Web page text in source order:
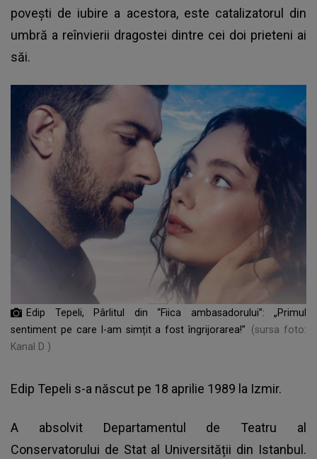
povești de iubire a acestora, este catalizatorul din
umbră a reînvierii dragostei dintre cei doi prieteni ai
săi.
Edip Tepeli, Pârlitul din “Fiica ambasadorului”: „Primul
sentiment pe care l-am simțit a fost îngrijorarea!”
(sursa foto:
Kanal D )
Edip Tepeli s-a născut pe 18 aprilie 1989 la Izmir.
A absolvit Departamentul de Teatru al
Conservatorului de Stat al Universității din Istanbul.